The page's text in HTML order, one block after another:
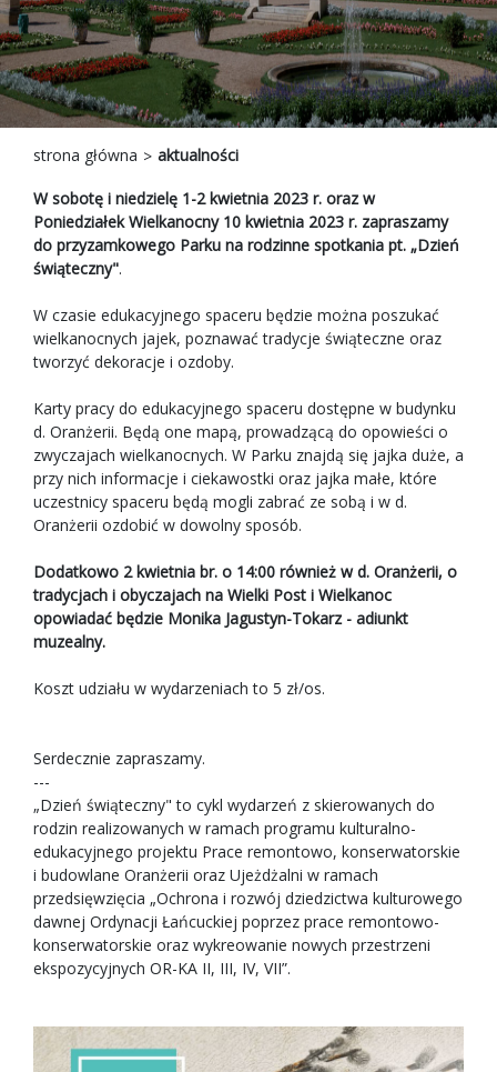
strona główna aktualności
W sobotę i niedzielę 1-2 kwietnia 2023 r. oraz w
Poniedziałek Wielkanocny 10 kwietnia 2023 r. zapraszamy
do przyzamkowego Parku na rodzinne spotkania pt. „Dzień
świąteczny".
W czasie edukacyjnego spaceru będzie można poszukać
wielkanocnych jajek, poznawać tradycje świąteczne oraz
tworzyć dekoracje i ozdoby.
Karty pracy do edukacyjnego spaceru dostępne w budynku
d. Oranżerii. Będą one mapą, prowadzącą do opowieści o
zwyczajach wielkanocnych. W Parku znajdą się jajka duże, a
przy nich informacje i ciekawostki oraz jajka małe, które
uczestnicy spaceru będą mogli zabrać ze sobą i w d.
Oranżerii ozdobić w dowolny sposób.
Dodatkowo 2 kwietnia br. o 14:00 również w d. Oranżerii, o
tradycjach i obyczajach na Wielki Post i Wielkanoc
opowiadać będzie Monika Jagustyn-Tokarz - adiunkt
muzealny.
Koszt udziału w wydarzeniach to 5 zł/os.
Serdecznie zapraszamy.
---
„Dzień świąteczny" to cykl wydarzeń z skierowanych do
rodzin realizowanych w ramach programu kulturalno-
edukacyjnego projektu Prace remontowo, konserwatorskie
i budowlane Oranżerii oraz Ujeżdżalni w ramach
przedsięwzięcia „Ochrona i rozwój dziedzictwa kulturowego
dawnej Ordynacji Łańcuckiej poprzez prace remontowo-
konserwatorskie oraz wykreowanie nowych przestrzeni
ekspozycyjnych OR-KA II, III, IV, VII”.